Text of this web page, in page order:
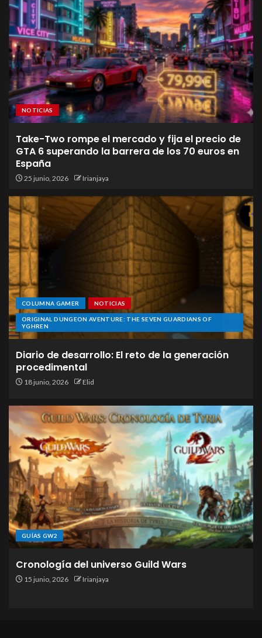
NOTICIAS
Take-Two rompe el mercado y fija el precio de
GTA 6 superando la barrera de los 70 euros en
España
25 junio, 2026 Irianjaya
COLUMNA GAMER NOTICIAS
ORIGINAL DUNGEON AVENTURE: THE SEVEN GUARDIANS OF
YGHREN
Diario de desarrollo: El reto de la generación
procedimental
18 junio, 2026 Elid
GUÍAS GW2
Cronología del universo Guild Wars
15 junio, 2026 Irianjaya